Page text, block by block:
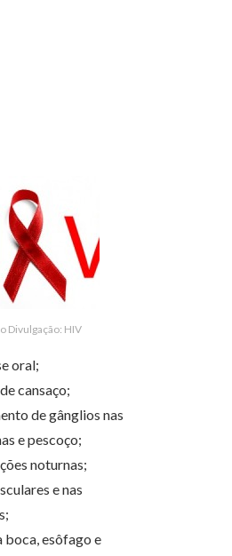
Divulgação: HIV
oral;
cansaço;
de gânglios nas
e pescoço;
noturnas;
e nas
boca, esôfago e